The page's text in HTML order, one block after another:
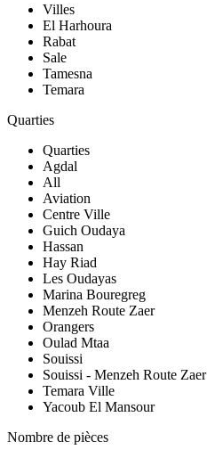
Villes
El Harhoura
Rabat
Sale
Tamesna
Temara
Quarties
Quarties
Agdal
All
Aviation
Centre Ville
Guich Oudaya
Hassan
Hay Riad
Les Oudayas
Marina Bouregreg
Menzeh Route Zaer
Orangers
Oulad Mtaa
Souissi
Souissi - Menzeh Route Zaer
Temara Ville
Yacoub El Mansour
Nombre de pièces